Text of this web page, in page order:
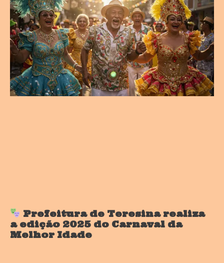
Prefeitura de Teresina realiza
a edição 2025 do Carnaval da
Melhor Idade